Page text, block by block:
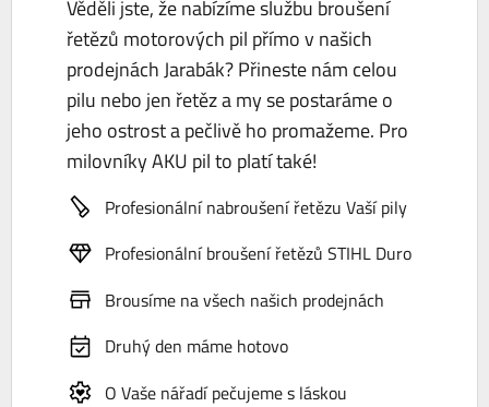
Věděli jste, že nabízíme službu broušení
řetězů motorových pil přímo v našich
prodejnách Jarabák? Přineste nám celou
pilu nebo jen řetěz a my se postaráme o
jeho ostrost a pečlivě ho promažeme. Pro
milovníky AKU pil to platí také!
Profesionální nabroušení řetězu Vaší pily
Profesionální broušení řetězů STIHL Duro
Brousíme na všech našich prodejnách
Druhý den máme hotovo
O Vaše nářadí pečujeme s láskou